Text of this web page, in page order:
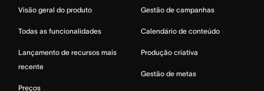
Visão geral do produto
Todas as funcionalidades
Lançamento de recursos mais
recente
Preços
Gestão de campanhas
Calendário de conteúdo
Produção criativa
Gestão de metas